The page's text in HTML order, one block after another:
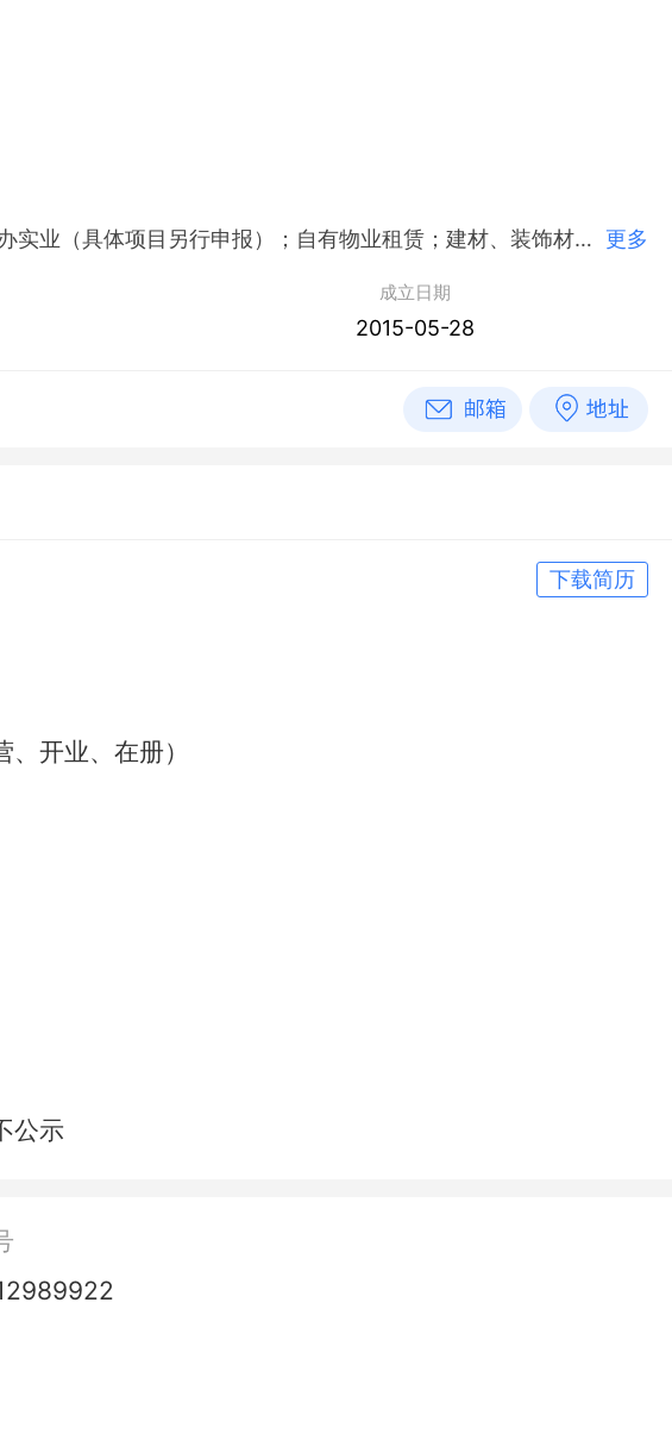
简介：大成志慧（深圳）控股有限公司,2015年05月28日成立，经营范围包括物业管理；投资兴办实业（具体项目另行申报）；自有物业租赁；建材、装饰材料、建筑节能材料、不锈钢材料、铝合金材料、石材、陶瓷产品、玻璃、消防器材、钢材、木材、防水材料、厨柜、衣柜、墙饰、壁纸、门、窗、锁、照明灯饰、管道、水管、电工工具、建筑材料、厨具，电子产品智能家居、电源开关、电线电缆、金属材料、机械设备、照明设备、电子系统设备、机电设备、轴承及配件、普通机械设备、通讯器材、扫描设备、建筑声学光学材料、日用百货、劳保用品、五金制品、木材制品、消防器材、环保节能材料的研发、供应链管理及配套销售；国内贸易；经营进出口业务。^涂料、烟、酒、油漆类的研发、供应链管理及配套销售。 更多
成立日期
2015-05-28
下载简历
、开业、在册）
公示